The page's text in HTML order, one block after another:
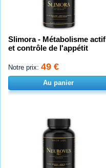
Slimora - Métabolisme actif
et contrôle de l'appétit
Notre prix: 49 €
Au panier